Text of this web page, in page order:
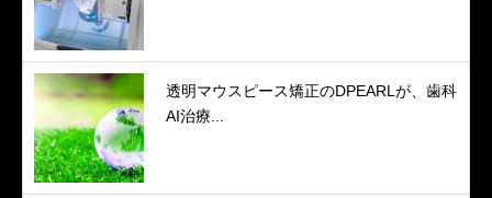
透明マウスピース矯正のDPEARLが、歯科
AI治療...